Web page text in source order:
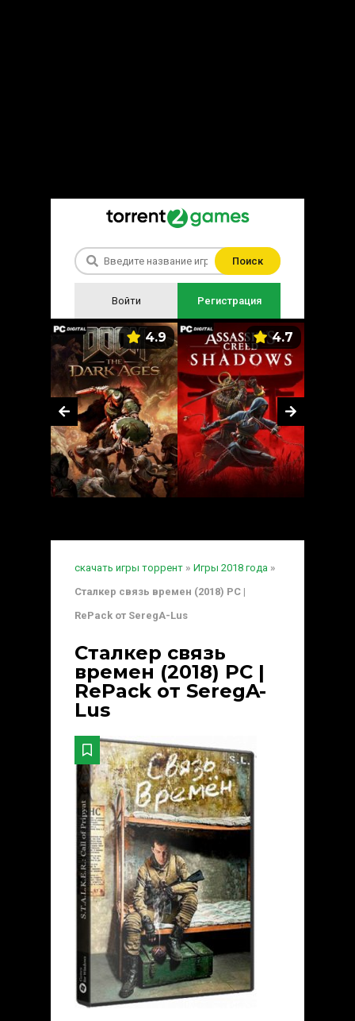
Поиск
Войти Регистрация
4.9 4.7
скачать игры торрент » Игры 2018 года »
Сталкер связь времен (2018) PC |
RePack от SeregA-Lus
Сталкер связь
времен (2018) PC |
RePack от SeregA-
Lus